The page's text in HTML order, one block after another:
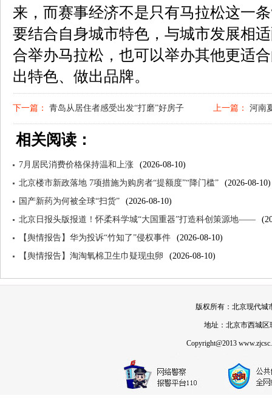
来，而赛事经济不是只有马拉松这一
要结合自身城市特色，与城市发展相
合举办马拉松，也可以举办其他更适
出特色、做出品牌。
下一篇： 青岛从居住者感受出发“打磨”好房子 上一篇： 河南
相关阅读：
7月居民消费价格保持温和上涨
(2026-08-10)
北京楼市新政落地 7项措施为购房者“提额度”“降门槛”
(2026-08-10)
国产新药为何被全球“扫货”
(2026-08-10)
北京日报头版报道！怀柔科学城“大国重器”打造科创策源地——
【舆情报告】华为投诉“竹知了”侵权事件
(2026-08-10)
【舆情报告】淘淘氧棉卫生巾疑现虫卵
(2026-08-10)
版权所有：北京现代城
地址：北京市西城区
Copyright@2013